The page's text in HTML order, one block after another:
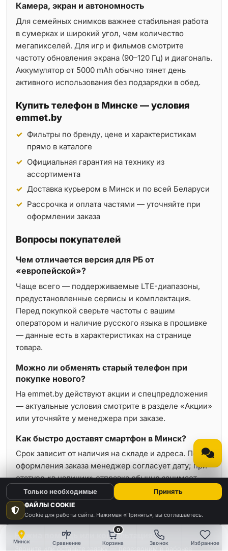
Минск Сравнение
0
Корзина Звонок Избранное
Камера, экран и автономность
Для семейных снимков важнее стабильная работа
в сумерках и широкий угол, чем количество
мегапикселей. Для игр и фильмов смотрите
частоту обновления экрана (90–120 Гц) и диагональ.
Аккумулятор от 5000 mAh обычно тянет день
активного использования без подзарядки в обед.
Купить телефон в Минске — условия
emmet.by
Фильтры по бренду, цене и характеристикам
прямо в каталоге
Официальная гарантия на технику из
ассортимента
Доставка курьером в Минск и по всей Беларуси
Рассрочка и оплата частями — уточняйте при
оформлении заказа
Вопросы покупателей
Чем отличается версия для РБ от
«европейской»?
Чаще всего — поддерживаемые LTE-диапазоны,
предустановленные сервисы и комплектация.
Перед покупкой сверьте частоты с вашим
оператором и наличие русского языка в прошивке
— данные есть в характеристиках на странице
товара.
Можно ли обменять старый телефон при
покупке нового?
На emmet.by действуют акции и спецпредложения
— актуальные условия смотрите в разделе «Акции»
или уточняйте у менеджера при заказе.
Как быстро доставят смартфон в Минск?
Срок зависит от наличия на складе и адреса. После
оформления заказа менеджер согласует дату; при
статусе «в наличии» отправка обычно занимает
минимальное время.
Нужна помощь или консультация?
ФАЙЛЫ COOKIE
Cookie для работы сайта. Нажимая «Принять», вы соглашаетесь.
Только необходимые Принять